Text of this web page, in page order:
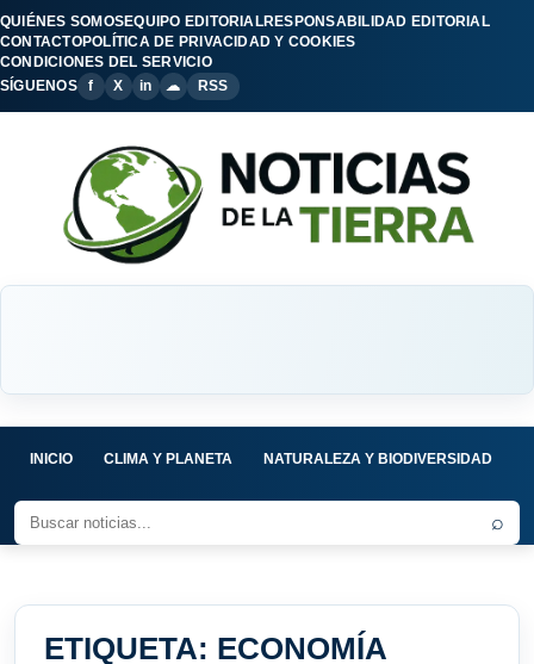
QUIÉNES SOMOSEQUIPO EDITORIALRESPONSABILIDAD EDITORIAL
CONTACTOPOLÍTICA DE PRIVACIDAD Y COOKIES
CONDICIONES DEL SERVICIO
SÍGUENOS
f X in ☁ RSS
INICIO CLIMA Y PLANETA NATURALEZA Y BIODIVERSIDAD
⌕
ETIQUETA: ECONOMÍA